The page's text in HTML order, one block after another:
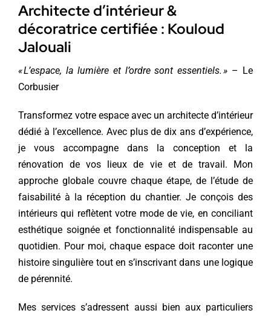
Architecte d’intérieur &
décoratrice certifiée : Kouloud
Jalouali
« L’espace, la lumière et l’ordre sont essentiels. » – Le
Corbusier
Transformez votre espace avec un architecte d’intérieur
dédié à l’excellence. Avec plus de dix ans d’expérience,
je vous accompagne dans la conception et la
rénovation de vos lieux de vie et de travail. Mon
approche globale couvre chaque étape, de l’étude de
faisabilité à la réception du chantier. Je conçois des
intérieurs qui reflètent votre mode de vie, en conciliant
esthétique soignée et fonctionnalité indispensable au
quotidien. Pour moi, chaque espace doit raconter une
histoire singulière tout en s’inscrivant dans une logique
de pérennité.
Mes services s’adressent aussi bien aux particuliers